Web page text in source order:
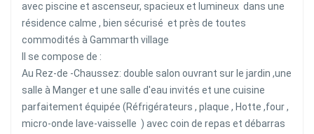
avec piscine et ascenseur, spacieux et lumineux dans une
résidence calme , bien sécurisé et près de toutes
commodités à Gammarth village
Il se compose de :
Au Rez-de -Chaussez: double salon ouvrant sur le jardin ,une
salle à Manger et une salle d'eau invités et une cuisine
parfaitement équipée (Réfrigérateurs , plaque , Hotte ,four ,
micro-onde lave-vaisselle ) avec coin de repas et débarras